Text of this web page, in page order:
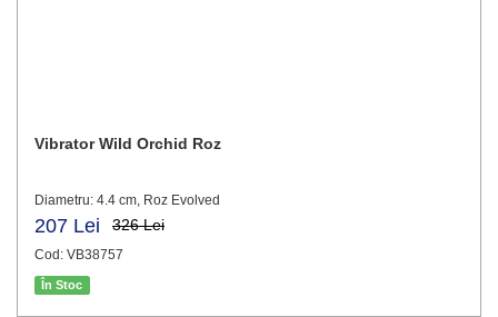
Vibrator Wild Orchid Roz
Diametru: 4.4 cm, Roz Evolved
207 Lei 326 Lei
Cod: VB38757
În Stoc